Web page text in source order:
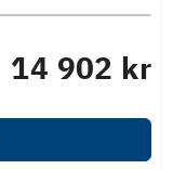
14 902 kr